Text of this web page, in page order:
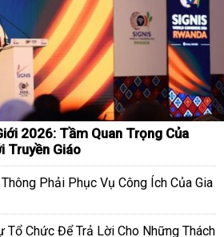
2026: Tầm Quan Trọng Của
Truyền Giáo
Phải Phục Vụ Công Ích Của Gia
Tổ Chức Để Trả Lời Cho Những Thách